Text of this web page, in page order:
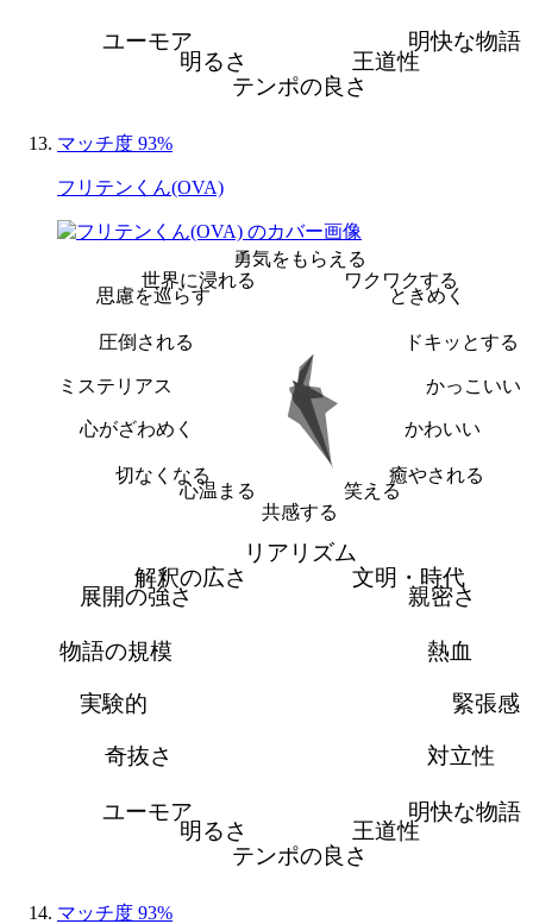
明快な物語
王道性
テンポの良さ
明るさ
ユーモア
マッチ度 93%
フリテンくん(OVA)
勇気をもらえる
ワクワクする
ときめく
ドキッとする
かっこいい
かわいい
癒やされる
笑える
共感する
心温まる
切なくなる
心がざわめく
ミステリアス
圧倒される
思慮を巡らす
世界に浸れる
リアリズム
文明・時代
親密さ
熱血
緊張感
対立性
明快な物語
王道性
テンポの良さ
明るさ
ユーモア
奇抜さ
実験的
物語の規模
展開の強さ
解釈の広さ
マッチ度 93%